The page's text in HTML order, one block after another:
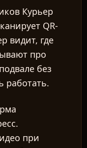
Курьер
QR-
видит, где
про
без
работать.
при